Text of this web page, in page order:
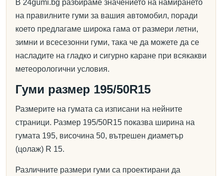
В 24gumi.bg разбираме значението на намирането
на правилните гуми за вашия автомобил, поради
което предлагаме широка гама от размери летни,
зимни и всесезонни гуми, така че да можете да се
насладите на гладко и сигурно каране при всякакви
метеорологични условия.
Гуми размер 195/50R15
Размерите на гумата са изписани на нейните
страници. Размер 195/50R15 показва ширина на
гумата 195, височина 50, вътрешен диаметър
(цолаж) R 15.
Различните размери гуми са проектирани да